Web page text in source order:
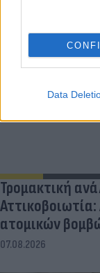
Data
Τρομακτική
ατομικών
07.08.2026